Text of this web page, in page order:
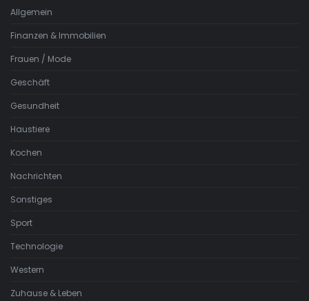
Allgemein
Finanzen & Immobilien
Frauen / Mode
Geschäft
Gesundheit
Haustiere
Kochen
Nachrichten
Sonstiges
Sport
Technologie
Western
Zuhause & Leben